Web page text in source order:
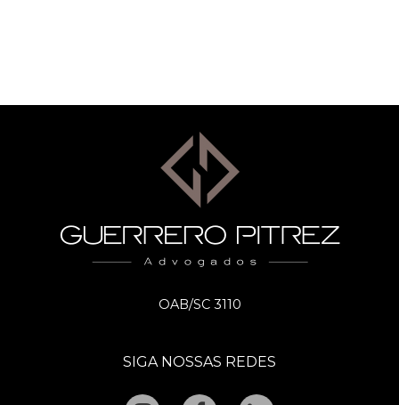
OAB/SC 3110
SIGA NOSSAS REDES